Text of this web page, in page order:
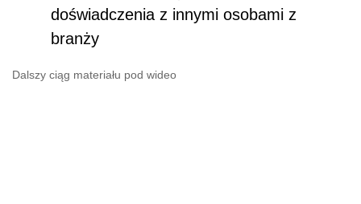
doświadczenia z innymi osobami z
branży
Dalszy ciąg materiału pod wideo